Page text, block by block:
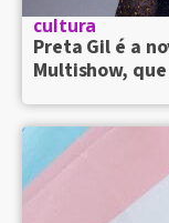
cultura
Preta Gil é a
Multishow,